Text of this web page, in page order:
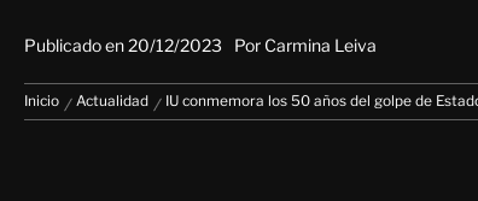
Publicado en20/12/2023 Por Carmina Leiva
Inicio Actualidad IU conmemora los 50 años del golpe de